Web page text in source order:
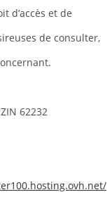
d’accès et de
de consulter,
62232